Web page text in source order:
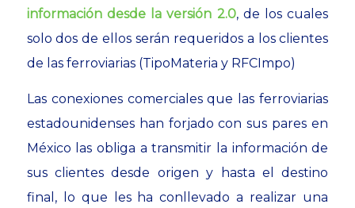
información desde la versión 2.0, de los cuales
solo dos de ellos serán requeridos a los clientes
de las ferroviarias (TipoMateria y RFCImpo)
Las conexiones comerciales que las ferroviarias
estadounidenses han forjado con sus pares en
México las obliga a transmitir la información de
sus clientes desde origen y hasta el destino
final, lo que les ha conllevado a realizar una